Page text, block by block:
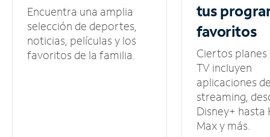
Encuentra una amplia
selección de deportes,
noticias, películas y los
favoritos de la familia.
tus
favoritos
Ciertos planes
TV incluyen
aplicaciones
streaming,
Disney+ hasta
Max y más.